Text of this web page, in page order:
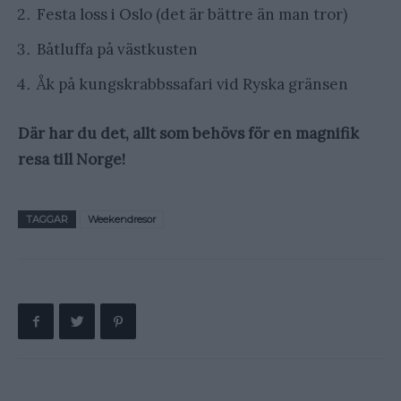
Festa loss i Oslo (det är bättre än man tror)
Båtluffa på västkusten
Åk på kungskrabbssafari vid Ryska gränsen
Där har du det, allt som behövs för en magnifik
resa till Norge!
TAGGAR Weekendresor